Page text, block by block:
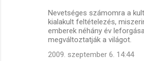
Nevetséges számomra a
kialakult feltételezés,
emberek néhány év
megváltoztatják a világot.
2009. szeptember 6. 14:44